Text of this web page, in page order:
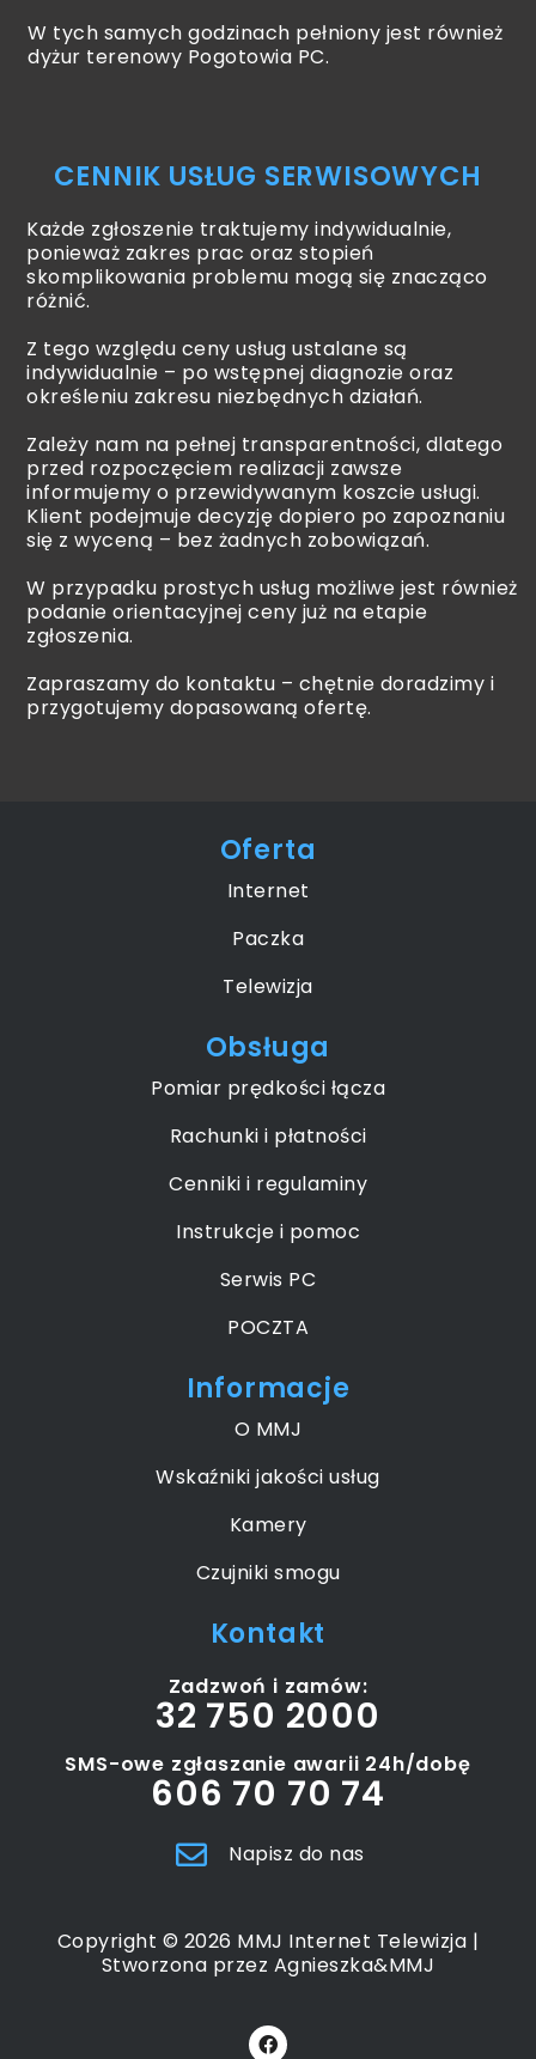
W tych samych godzinach pełniony jest również
dyżur terenowy Pogotowia PC.
CENNIK USŁUG SERWISOWYCH
Każde zgłoszenie traktujemy indywidualnie,
ponieważ zakres prac oraz stopień
skomplikowania problemu mogą się znacząco
różnić.
Z tego względu ceny usług ustalane są
indywidualnie – po wstępnej diagnozie oraz
określeniu zakresu niezbędnych działań.
Zależy nam na pełnej transparentności, dlatego
przed rozpoczęciem realizacji zawsze
informujemy o przewidywanym koszcie usługi.
Klient podejmuje decyzję dopiero po zapoznaniu
się z wyceną – bez żadnych zobowiązań.
W przypadku prostych usług możliwe jest również
podanie orientacyjnej ceny już na etapie
zgłoszenia.
Zapraszamy do kontaktu – chętnie doradzimy i
przygotujemy dopasowaną ofertę.
Oferta
Internet
Paczka
Telewizja
Obsługa
Pomiar prędkości łącza
Rachunki i płatności
Cenniki i regulaminy
Instrukcje i pomoc
Serwis PC
POCZTA
Informacje
O MMJ
Wskaźniki jakości usług
Kamery
Czujniki smogu
Kontakt
Zadzwoń i zamów:
32 750 2000
SMS-owe zgłaszanie awarii 24h/dobę
606 70 70 74
Napisz do nas
Copyright © 2026 MMJ Internet Telewizja |
Stworzona przez Agnieszka&MMJ